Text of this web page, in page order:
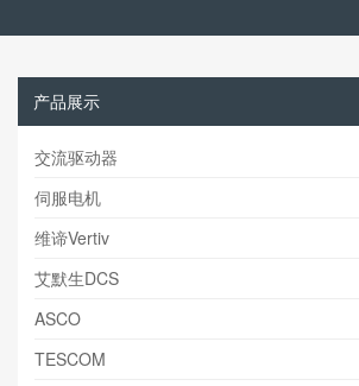
产品展示
交流驱动器
伺服电机
维谛Vertiv
艾默生DCS
ASCO
TESCOM